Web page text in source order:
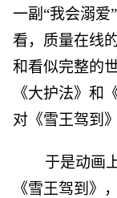
一副“我会溺爱
看，质量在线
和看似完整的
《大护法》和
对《雪王驾到
于是动画
《雪王驾到》